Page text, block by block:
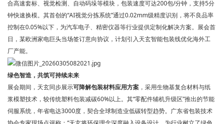
合高速套标、视觉检测、自动码垛等模块，包装速度可达200包/分钟，支持5分
钟快速换模。其首创的“AI视觉分拣系统”通过0.02mm级精度识别，将不良品率
控制在0.05%以下，为汽车电子、精密仪器等行业提供定制化解决方案。展会首
日，某欧洲家电巨头当场签订意向协议，计划引入天玄智能包装线优化海外工
厂产能。
绿色智造，共筑可持续未来
展会期间，天玄同步展示可降解包装材料应用方案 ，采用生物基复合材料与纸
浆模塑技术，较传统塑料包装减碳60%以上。其“零配件辅机升级区”推出的节能
伺服系统，年省电达3000度，契合全球制造业低碳转型趋势。广东省包装技术